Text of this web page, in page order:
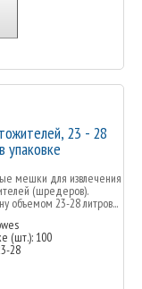
23 - 28
упаковке
мешки для извлечения
(шредеров).
объемом 23-28 литров...
(шт.): 100
28